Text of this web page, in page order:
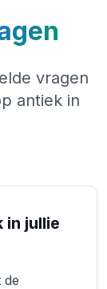
vragen
antiek in
in jullie
de